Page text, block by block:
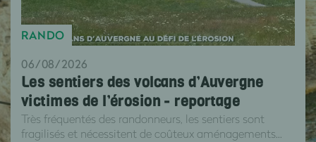
RANDO
06/08/2026
Les sentiers des volcans d’Auvergne
victimes de l’érosion - reportage
Très fréquentés des randonneurs, les sentiers sont
fragilisés et nécessitent de coûteux aménagements...